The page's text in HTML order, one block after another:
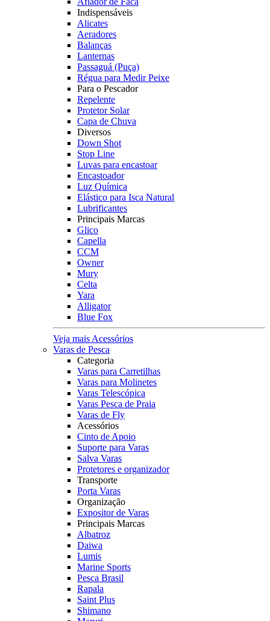
Indispensáveis
Alicates
Aeradores
Balanças
Lanternas
Passaguá (Puça)
Régua para Medir Peixe
Para o Pescador
Repelente
Protetor Solar
Capa de Chuva
Diversos
Down Shot
Stop Line
Luvas para encastoar
Encastoador
Luz Química
Elástico para Isca Natural
Lubrificantes
Principais Marcas
Glico
Capella
CCM
Owner
Mury
Celta
Yara
Alligator
Blue Fox
Veja mais Acessórios
Varas de Pesca
Categoria
Varas para Carretilhas
Varas para Molinetes
Varas Telescópica
Varas Pesca de Praia
Varas de Fly
Acessórios
Cinto de Apoio
Suporte para Varas
Salva Varas
Protetores e organizador
Transporte
Porta Varas
Organização
Expositor de Varas
Principais Marcas
Albatroz
Daiwa
Lumis
Marine Sports
Pesca Brasil
Rapala
Saint Plus
Shimano